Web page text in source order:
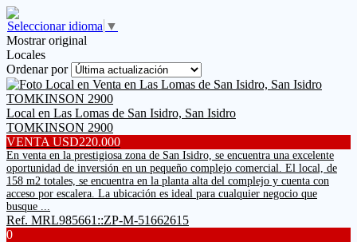
Seleccionar idioma ▼
Mostrar original
Locales
Ordenar por
Local en Las Lomas de San Isidro, San Isidro
TOMKINSON 2900
VENTA USD220.000
En venta en la prestigiosa zona de San Isidro, se encuentra una excelente
oportunidad de inversión en un pequeño complejo comercial. El local, de
158 m2 totales, se encuentra en la planta alta del complejo y cuenta con
acceso por escalera. La ubicación es ideal para cualquier negocio que
busque ...
Ref. MRL985661::ZP-M-51662615
0